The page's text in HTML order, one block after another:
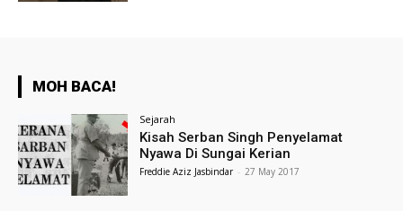
MOH BACA!
Sejarah
Kisah Serban Singh Penyelamat
Nyawa Di Sungai Kerian
Freddie Aziz Jasbindar - 27 May 2017